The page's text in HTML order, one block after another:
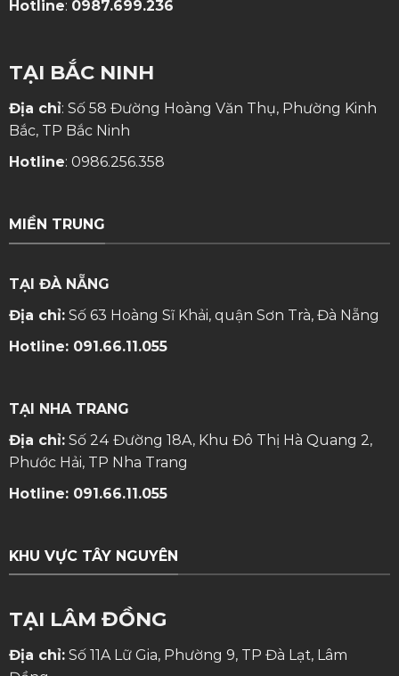
Hotline: 0987.699.236
TẠI BẮC NINH
Địa chỉ: Số 58 Đường Hoàng Văn Thụ, Phường Kinh
Bắc, TP Bắc Ninh
Hotline: 0986.256.358
MIỀN TRUNG
TẠI ĐÀ NẴNG
Địa chỉ:Số 63 Hoàng Sĩ Khải, quận Sơn Trà, Đà Nẵng
Hotline: 091.66.11.055
TẠI NHA TRANG
Địa chỉ:Số 24 Đường 18A, Khu Đô Thị Hà Quang 2,
Phước Hải, TP Nha Trang
Hotline: 091.66.11.055
KHU VỰC TÂY NGUYÊN
TẠI LÂM ĐỒNG
Địa chỉ:Số 11A Lữ Gia, Phường 9, TP Đà Lạt, Lâm